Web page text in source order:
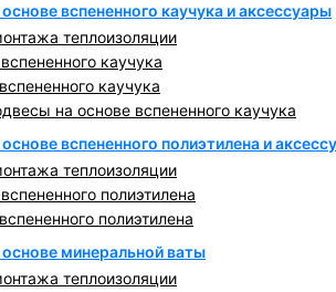
вспененного каучука и аксессуары
теплоизоляции
каучука
каучука
на основе вспененного каучука
вспененного полиэтилена и
теплоизоляции
полиэтилена
полиэтилена
минеральной ваты
теплоизоляции